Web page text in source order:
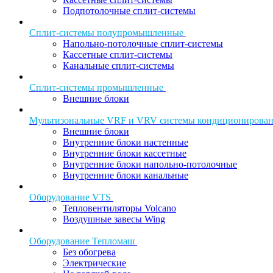
Подпотолочные сплит-системы
Сплит-системы полупромышленные
Напольно-потолочные сплит-системы
Кассетные сплит-системы
Канальные сплит-системы
Сплит-системы промышленные
Внешние блоки
Мультизональные VRF и VRV системы
Внешние блоки
Внутренние блоки настенные
Внутренние блоки кассетные
Внутренние блоки напольно-потолочные
Внутренние блоки канальные
Оборудование VTS
Тепловентиляторы Volcano
Воздушные завесы Wing
Оборудование Тепломаш
Без обогрева
Электрические